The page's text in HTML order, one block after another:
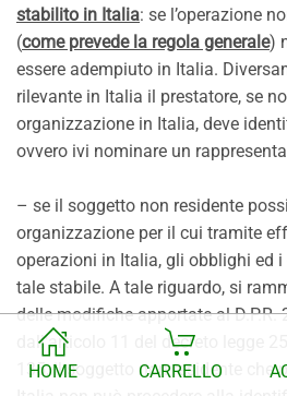
stabilito in Italia: se l’operazione
(come prevede la regola generale)
essere adempiuto in Italia.
rilevante in Italia il prestatore, se
organizzazione in Italia, deve
ovvero ivi nominare un
– se il soggetto non residente
organizzazione per il cui tramite
operazioni in Italia, gli obblighi ed
tale stabile. A tale riguardo, si
delle modifiche apportate al D.P.R.
dall’articolo 11 del decreto legge
135, il soggetto non residente che
HOME CARRELLO